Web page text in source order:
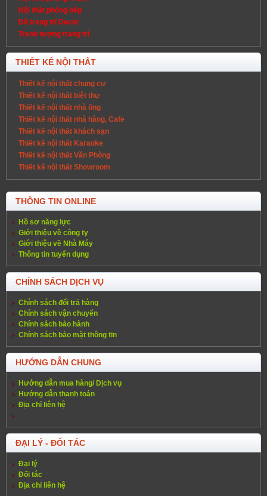
Nội thất phòng bếp
Đồ trang trí Decor
Tranh tượng trang trí
THIẾT KẾ NỘI THẤT
Thiết kế nội thất chung cư
Thiết kế nội thất biệt thự
Thiết kế nội thất nhà ống
Thiết kế nội thất nhà hàng, Cafe
Thiết kế nội thất khách sạn
Thiết kế nội thất Karaoke
Thiết kế nội thất Văn Phòng
Thiết kế nội thất Showroom
THÔNG TIN ONLINE
Hồ sơ năng lực
Giới thiệu về công ty
Giới thiệu về Nhà Máy
Thông tin tuyển dụng
CHÍNH SÁCH DỊCH VỤ
Chính sách đổi trả hàng
Chính sách vận chuyển
Chính sách bảo hành
Chính sách bảo mật thông tin
HƯỚNG DẪN CHUNG
Hướng dẫn mua hàng/ Dịch vụ
Hướng dẫn thanh toán
Địa chỉ liên hệ
ĐẠI LÝ - ĐỐI TÁC
Đại lý
Đối tác
Địa chỉ liên hệ